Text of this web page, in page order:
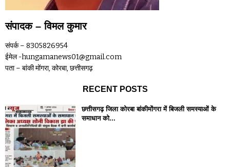
संपादक – विमल कुमार
संपर्क – 8305826954
ईमेल -hungamanews01@gmail.com
पता – बांकी मोंगरा, कोरबा, छत्तीसगढ़
RECENT POSTS
छत्तीसगढ़ जिला कोरबा बांकीमोंगरा में बिजली समस्याओं के
समाधान को...